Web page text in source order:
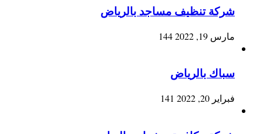
شركة تنظيف مساجد بالرياض
مارس 19, 2022 144
سباك بالرياض
فبراير 20, 2022 141